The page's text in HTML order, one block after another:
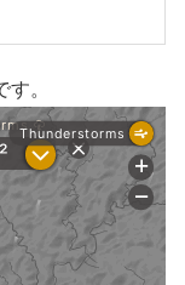
。